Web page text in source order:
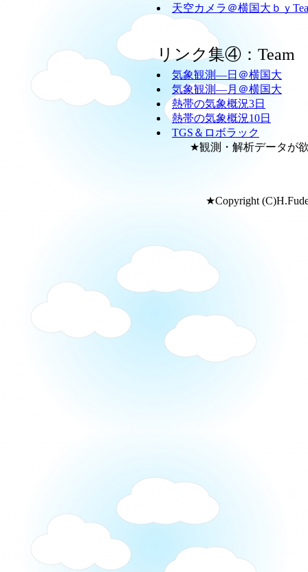
天空カメラ＠横国大ｂｙ
リンク集④：
気象観測―日＠横国大
気象観測―月＠横国大
熱帯の気象概況3日
熱帯の気象概況10日
TGS＆ロボラック
★観測・解析データが欲し
★Copyright